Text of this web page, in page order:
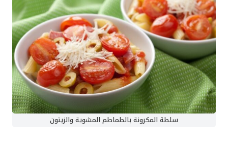
سلطة المكرونة بالطماطم المشوية والزيتون